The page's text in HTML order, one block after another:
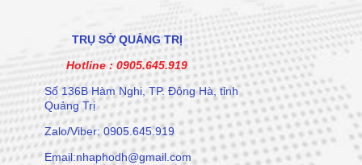
TRỤ SỞ QUẢNG TRỊ
Hotline :0905.645.919
Số 136B Hàm Nghi, TP. Đông Hà, tỉnh
Quảng Trị
Zalo/Viber: 0905.645.919
Email:nhaphodh@gmail.com